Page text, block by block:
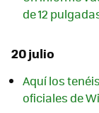
de 12
20 julio
Aquí los
oficiales de